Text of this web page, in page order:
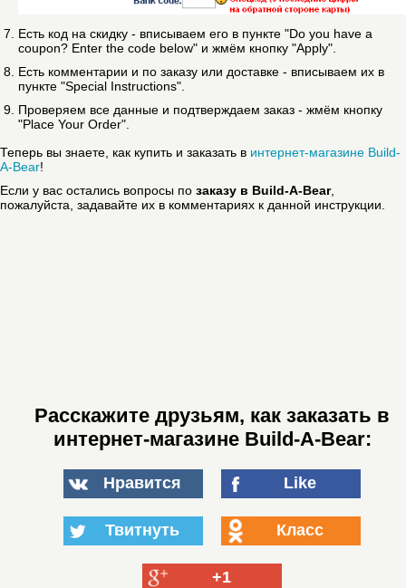
Есть код на скидку - вписываем его в пункте "Do you have a
coupon? Enter the code below" и жмём кнопку "Apply".
Есть комментарии и по заказу или доставке - вписываем их в
пункте "Special Instructions".
Проверяем все данные и подтверждаем заказ - жмём кнопку
"Place Your Order".
Теперь вы знаете, как купить и заказать в интернет-магазине Build-
A-Bear!
Если у вас остались вопросы по заказу в Build-A-Bear,
пожалуйста, задавайте их в комментариях к данной инструкции.
Расскажите друзьям, как заказать в
интернет-магазине Build-A-Bear:
Нравится Like
Твитнуть Класс
+1